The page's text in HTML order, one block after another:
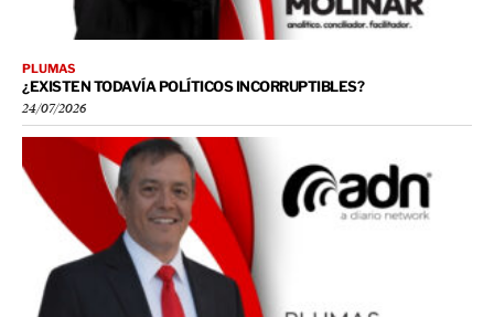
PLUMAS
¿EXISTEN TODAVÍA POLÍTICOS INCORRUPTIBLES?
24/07/2026